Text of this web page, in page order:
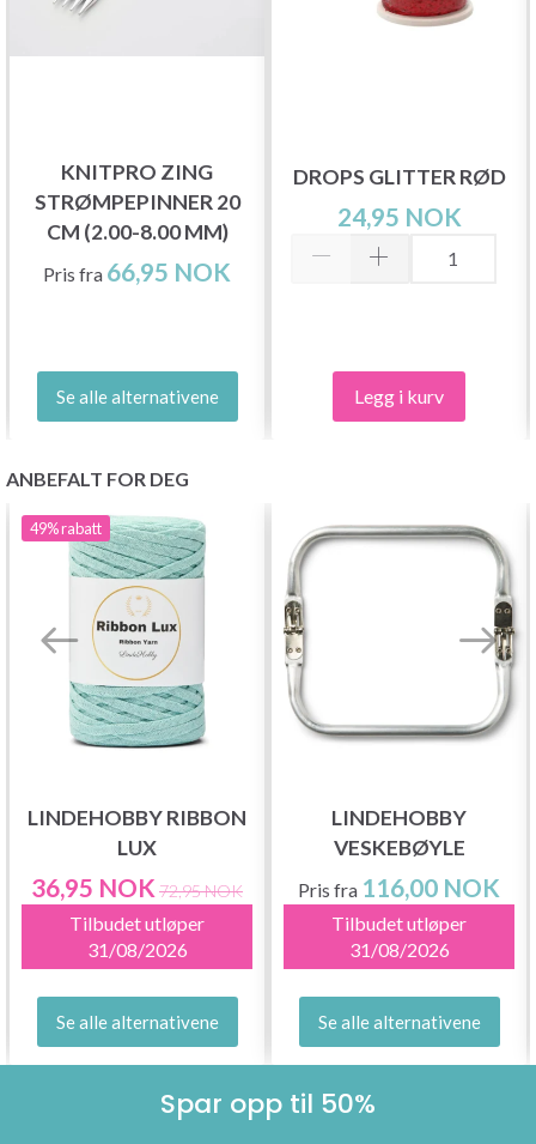
KNITPRO ZING
STRØMPEPINNER 20
CM (2.00-8.00 MM)
Pris fra 66,95 NOK
Se alle alternativene
DROPS GLITTER RØD
24,95 NOK
Legg i kurv
ANBEFALT FOR DEG
49%rabatt
LINDEHOBBY RIBBON
LUX
36,95 NOK 72,95 NOK
Tilbudet utløper
31/08/2026
Se alle alternativene
LINDEHOBBY
VESKEBØYLE
Pris fra 116,00 NOK
Tilbudet utløper
31/08/2026
Se alle alternativene
Spar opp til 50%